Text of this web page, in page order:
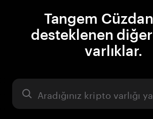
Tangem
desteklenen
varlıklar.
Varlık